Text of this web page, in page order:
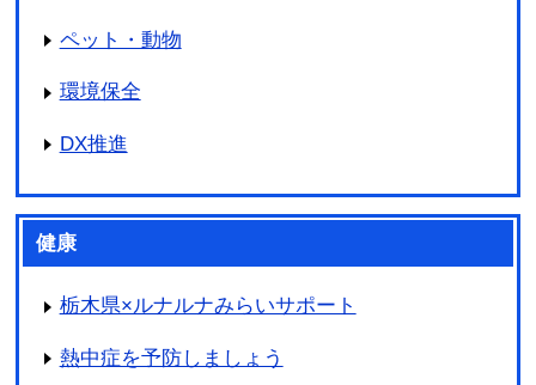
ペット・動物
環境保全
DX推進
健康
栃木県×ルナルナみらいサポート
熱中症を予防しましょう